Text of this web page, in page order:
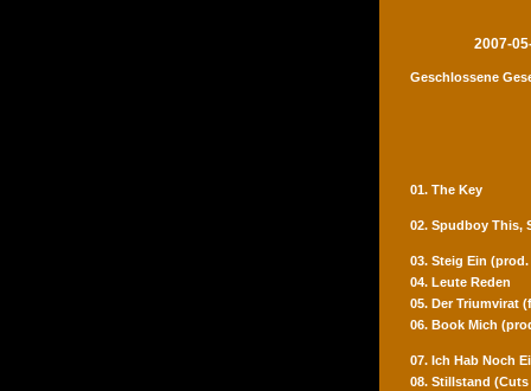
2007-
Geschlossene
01. The Key
02. Spudboy This,
03. Steig Ein
04. Leute Reden
05. Der Triumvirat
06. Book Mich
07. Ich Hab Noch
08. Stillstand